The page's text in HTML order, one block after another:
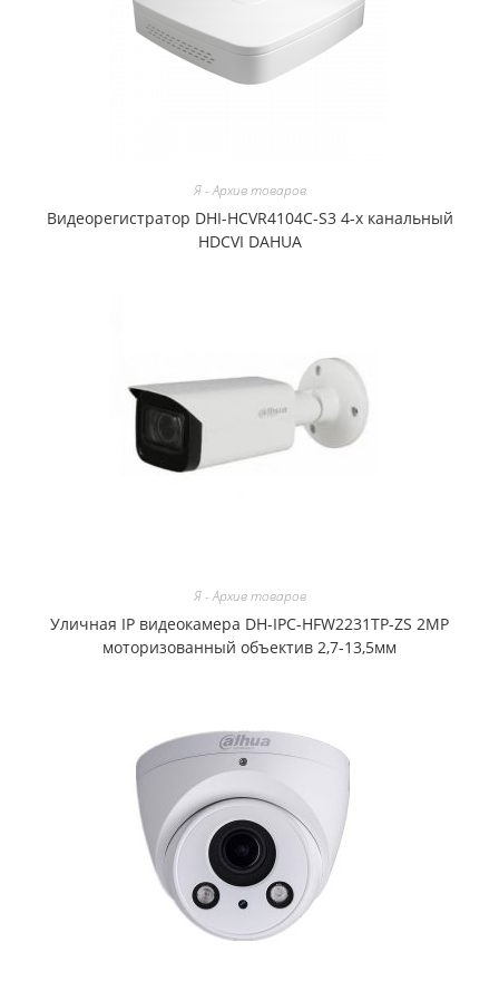
Я - Архив товаров
Видеорегистратор DHI-HCVR4104C-S3 4-х канальный
HDCVI DAHUA
Я - Архив товаров
Уличная IP видеокамера DH-IPC-HFW2231TP-ZS 2MP
моторизованный объектив 2,7-13,5мм